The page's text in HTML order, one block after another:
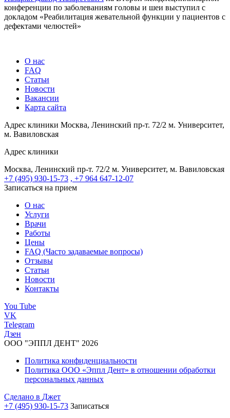
конференции по заболеваниям головы и шеи выступил с
докладом «Реабилитация жевательной функции у пациентов с
дефектами челюстей»
О нас
FAQ
Статьи
Новости
Вакансии
Карта сайта
Адрес клиники Москва, Ленинский пр-т. 72/2 м. Университет,
м. Вавиловская
Адрес клиники
Москва, Ленинский пр-т. 72/2 м. Университет, м. Вавиловская
+7 (495) 930-15-73 , +7 964 647-12-07
Записаться на прием
О нас
Услуги
Врачи
Работы
Цены
FAQ (Часто задаваемые вопросы)
Отзывы
Статьи
Новости
Контакты
You Tube
VK
Telegram
Дзен
ООО "ЭППЛ ДЕНТ" 2026
Политика конфиденциальности
Политика ООО «Эппл Дент» в отношении обработки
персональных данных
Сделано в Джет
+7 (495) 930-15-73 Записаться